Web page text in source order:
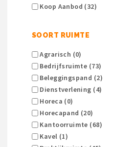
Koop Aanbod (32)
SOORT RUIMTE
Agrarisch (0)
Bedrijfsruimte (73)
Beleggingspand (2)
Dienstverlening (4)
Horeca (0)
Horecapand (20)
Kantoorruimte (68)
Kavel (1)